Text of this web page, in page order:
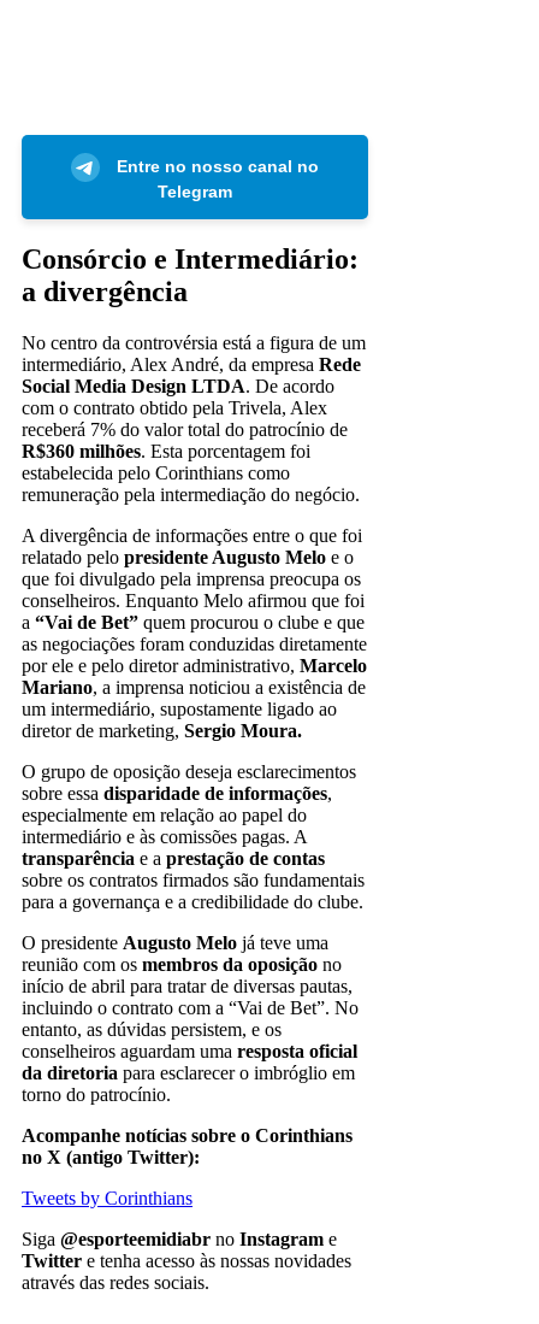
Entre no nosso canal no
Telegram
Consórcio e Intermediário:
a divergência
No centro da controvérsia está a figura de um
intermediário, Alex André, da empresa Rede
Social Media Design LTDA. De acordo
com o contrato obtido pela Trivela, Alex
receberá 7% do valor total do patrocínio de
R$360 milhões. Esta porcentagem foi
estabelecida pelo Corinthians como
remuneração pela intermediação do negócio.
A divergência de informações entre o que foi
relatado pelo presidente Augusto Melo e o
que foi divulgado pela imprensa preocupa os
conselheiros. Enquanto Melo afirmou que foi
a “Vai de Bet” quem procurou o clube e que
as negociações foram conduzidas diretamente
por ele e pelo diretor administrativo, Marcelo
Mariano, a imprensa noticiou a existência de
um intermediário, supostamente ligado ao
diretor de marketing, Sergio Moura.
O grupo de oposição deseja esclarecimentos
sobre essa disparidade de informações,
especialmente em relação ao papel do
intermediário e às comissões pagas. A
transparência e a prestação de contas
sobre os contratos firmados são fundamentais
para a governança e a credibilidade do clube.
O presidente Augusto Melo já teve uma
reunião com os membros da oposição no
início de abril para tratar de diversas pautas,
incluindo o contrato com a “Vai de Bet”. No
entanto, as dúvidas persistem, e os
conselheiros aguardam uma resposta oficial
da diretoria para esclarecer o imbróglio em
torno do patrocínio.
Acompanhe notícias sobre o Corinthians
no X (antigo Twitter):
Tweets by Corinthians
Siga @esporteemidiabr no Instagram e
Twitter e tenha acesso às nossas novidades
através das redes sociais.